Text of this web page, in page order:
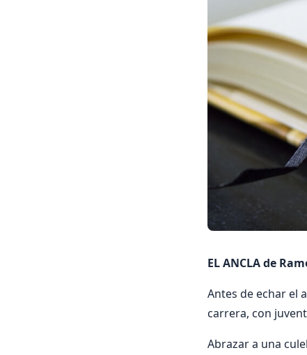
EL ANCLA de
Antes de echar el
carrera, con
Abrazar a una